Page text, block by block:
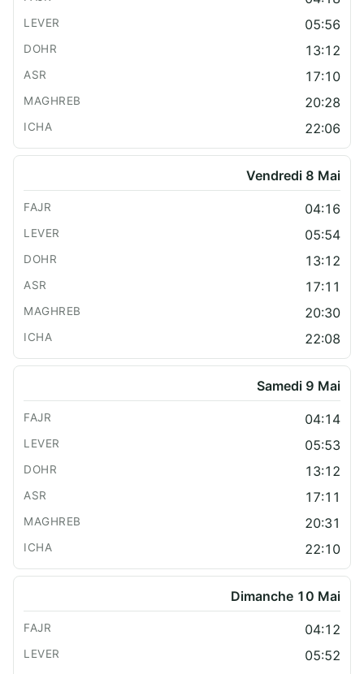
05:56
13:12
17:10
20:28
22:06
Vendredi 8 Mai
04:16
05:54
13:12
17:11
20:30
22:08
Samedi 9 Mai
04:14
05:53
13:12
17:11
20:31
22:10
Dimanche 10 Mai
04:12
05:52